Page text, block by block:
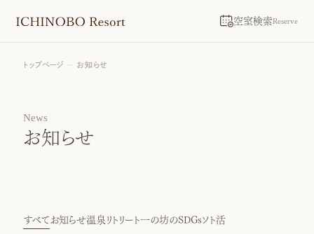
空室検索Reserve
トップページ お知らせ
News
お知らせ
すべてお知らせ温泉リトリート一の坊のSDGsソト活